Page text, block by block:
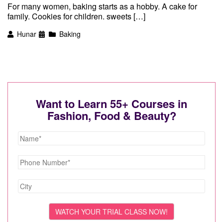
For many women, baking starts as a hobby. A cake for
family. Cookies for children. sweets […]
Hunar Baking
Want to Learn 55+ Courses in
Fashion, Food & Beauty?